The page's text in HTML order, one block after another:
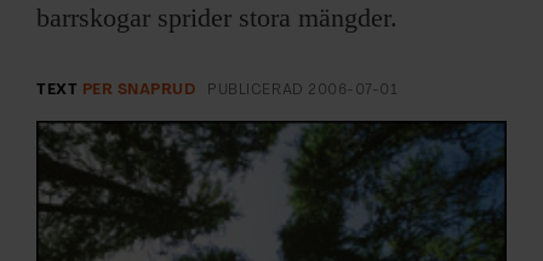
EVENEMANG & RESOR
SHOP
KONTAKTA F&F
SKRIV I F&F
barrskogar sprider stora mängder.
TEXT PER SNAPRUD PUBLICERAD 2006-07-01